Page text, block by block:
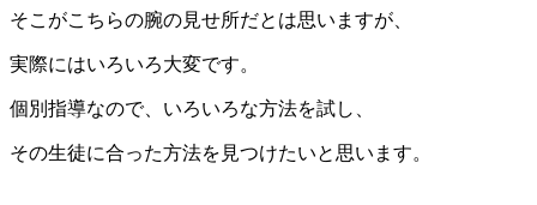
そこがこちらの腕の見せ所だとは思いますが、
実際にはいろいろ大変です。
個別指導なので、いろいろな方法を試し、
その生徒に合った方法を見つけたいと思います。